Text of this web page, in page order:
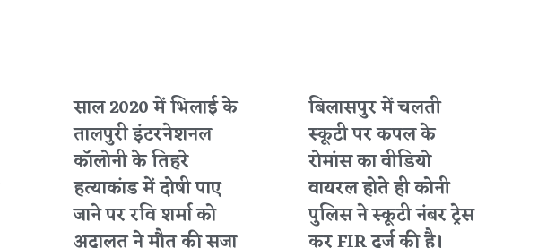
साल 2020 में भिलाई के
तालपुरी इंटरनेशनल
कॉलोनी के तिहरे
हत्याकांड में दोषी पाए
जाने पर रवि शर्मा को
बिलासपुर में चलती
स्कूटी पर कपल के
रोमांस का वीडियो
वायरल होते ही कोनी
पुलिस ने स्कूटी नंबर ट्रेस